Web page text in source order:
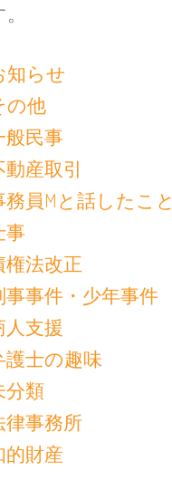
知らせ
の他
般民事
動産取引
務員Mと話したこと
事
権法改正
事事件・少年事件
人支援
護士の趣味
分類
律事務所
的財産